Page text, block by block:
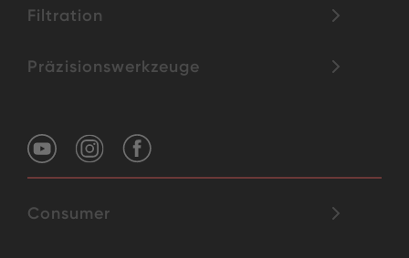
Filtration
Präzisionswerkzeuge
Consumer